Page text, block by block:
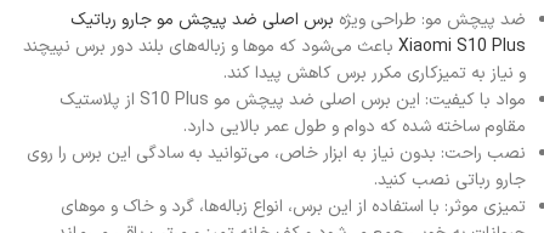
ضد پیچش مو: طراحی ویژه برس اصلی ضد پیچش مو جارو رباتیک
Xiaomi S10 Plus باعث می‌شود که موها و زباله‌های بلند دور برس نپیچند
و نیاز به تمیزکاری مکرر برس کاهش پیدا کند.
مواد با کیفیت: این برس اصلی ضد پیچش مو S10 Plus از پلاستیک
مقاوم ساخته شده که دوام و طول عمر بالایی دارد.
نصب راحت: بدون نیاز به ابزار خاص، می‌توانید به سادگی این برس را روی
جارو رباتی نصب کنید.
تمیزی موثر: با استفاده از این برس، انواع زباله‌ها، گرد و خاک و موهای